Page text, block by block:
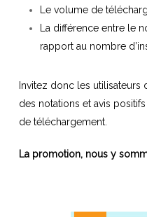
Le volume de
La différence entre le
rapport au nombre
Invitez donc les utilisateurs
des notations et avis
de téléchargement.
La promotion, nous y